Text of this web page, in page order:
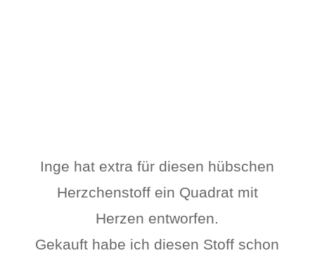
Inge hat extra für diesen hübschen
Herzchenstoff ein Quadrat mit
Herzen entworfen.
Gekauft habe ich diesen Stoff schon